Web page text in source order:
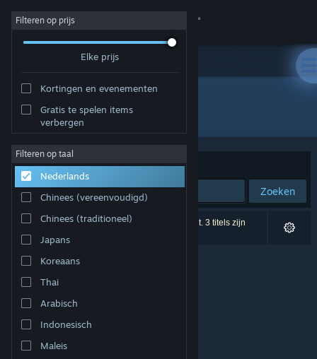
Inloggen
Community
Over
Ondersteuning
Taal wijzigen
Download de mobiele Steam-app
Desktopwebsite weergeven
Filteren op prijs
Elke prijs
Kortingen en evenementen
Gratis te spelen items
verbergen
Filteren op taal
Nederlands
Chinees (vereenvoudigd)
Chinees (traditioneel)
Japans
Koreaans
Thai
Arabisch
Indonesisch
Maleis
Ontwikkelaar: Hardy Games
Sorteren op Relevantie
Zoeken
0 resultaten komen overeen met je zoekopdracht. 3 titels zijn
uitgesloten op basis van je voorkeuren.